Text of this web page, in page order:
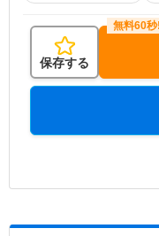
保存する